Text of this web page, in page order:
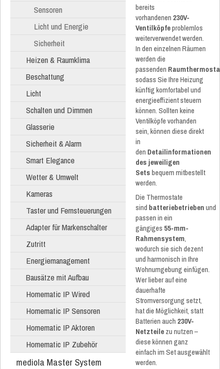
Sensoren
Licht und Energie
Sicherheit
Heizen & Raumklima
Beschattung
Licht
Schalten und Dimmen
Glasserie
Sicherheit & Alarm
Smart Elegance
Wetter & Umwelt
Kameras
Taster und Fernsteuerungen
Adapter für Markenschalter
Zutritt
Energiemanagement
Bausätze mit Aufbau
Homematic IP Wired
Homematic IP Sensoren
Homematic IP Aktoren
Homematic IP Zubehör
mediola Master System
bereits
vorhandenen 230V-
Ventilköpfeproblemlos
weiterverwendet werden.
In den einzelnen Räumen
werden die
passenden
sodass Sie Ihre Heizung
künftig komfortabel und
energieeffizient steuern
können. Sollten keine
Ventilköpfe vorhanden
sein, können diese direkt
in
den Detailinformationen
des jeweiligen
Setsbequem mitbestellt
werden.
Die Thermostate
sind batteriebetriebenund
passen in ein
gängiges 55-mm-
Rahmensystem,
wodurch sie sich dezent
und harmonisch in Ihre
Wohnumgebung einfügen.
Wer lieber auf eine
dauerhafte
Stromversorgung setzt,
hat die Möglichkeit, statt
Batterien auch 230V-
Netzteilezu nutzen –
diese können ganz
einfach im Set ausgewählt
werden.